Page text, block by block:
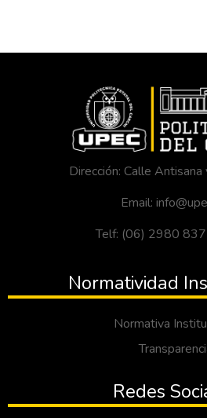
Dirección: Calle
Email:
Telf: (06) 2980
Normatividad
Normativa
Redes